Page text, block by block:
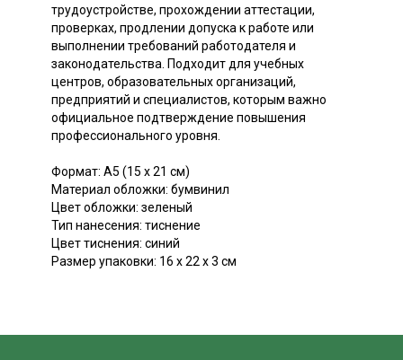
трудоустройстве, прохождении аттестации,
проверках, продлении допуска к работе или
выполнении требований работодателя и
законодательства. Подходит для учебных
центров, образовательных организаций,
предприятий и специалистов, которым важно
официальное подтверждение повышения
профессионального уровня.
Формат: A5 (15 х 21 см)
Материал обложки: бумвинил
Цвет обложки: зеленый
Тип нанесения: тиснение
Цвет тиснения: синий
Размер упаковки: 16 х 22 х 3 см